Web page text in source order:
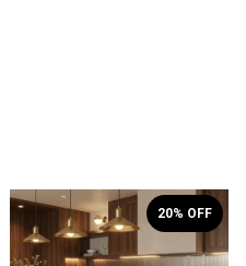
20% OFF